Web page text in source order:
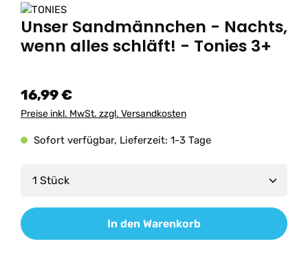
Unser Sandmännchen - Nachts,
wenn alles schläft! - Tonies 3+
16,99 €
Preise inkl. MwSt. zzgl. Versandkosten
Sofort verfügbar, Lieferzeit: 1-3 Tage
Produkt Anzahl: Gib den gewünschten Wert
In den Warenkorb